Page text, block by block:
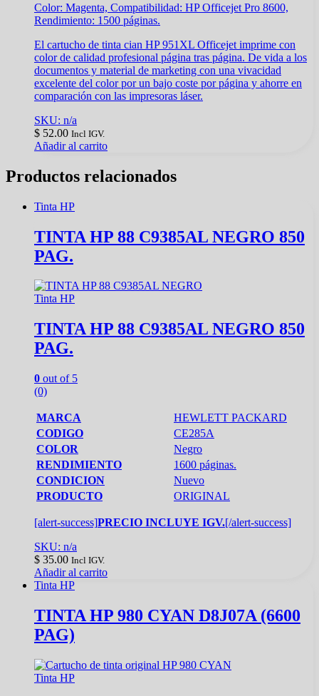
Color: Magenta, Compatibilidad: HP Officejet Pro 8600,
Rendimiento: 1500 páginas.
El cartucho de tinta cian HP 951XL Officejet imprime con
color de calidad profesional página tras página. De vida a los
documentos y material de marketing con una vivacidad
excelente del color por un bajo coste por página y ahorre en
comparación con las impresoras láser.
SKU: n/a
$ 52.00 Incl IGV.
Añadir al carrito
Productos relacionados
Tinta HP
TINTA HP 88 C9385AL NEGRO 850
PAG.
Tinta HP
TINTA HP 88 C9385AL NEGRO 850
PAG.
0 out of 5
(0)
MARCA
HEWLETT PACKARD
CODIGO
CE285A
COLOR
Negro
RENDIMIENTO
1600 páginas.
CONDICION
Nuevo
PRODUCTO
ORIGINAL
[alert-success]PRECIO INCLUYE IGV.[/alert-success]
SKU: n/a
$ 35.00 Incl IGV.
Añadir al carrito
Tinta HP
TINTA HP 980 CYAN D8J07A (6600
PAG)
Tinta HP